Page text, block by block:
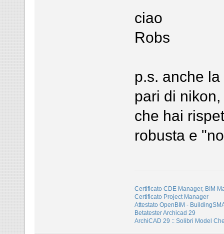
ciao
Robs
p.s. anche
pari di
che hai
robusta e
Certificato CDE Manager, BIM
Certificato Project Manager
Attestato OpenBIM -
Betatester Archicad 29
ArchiCAD 29 :: Solibri Model